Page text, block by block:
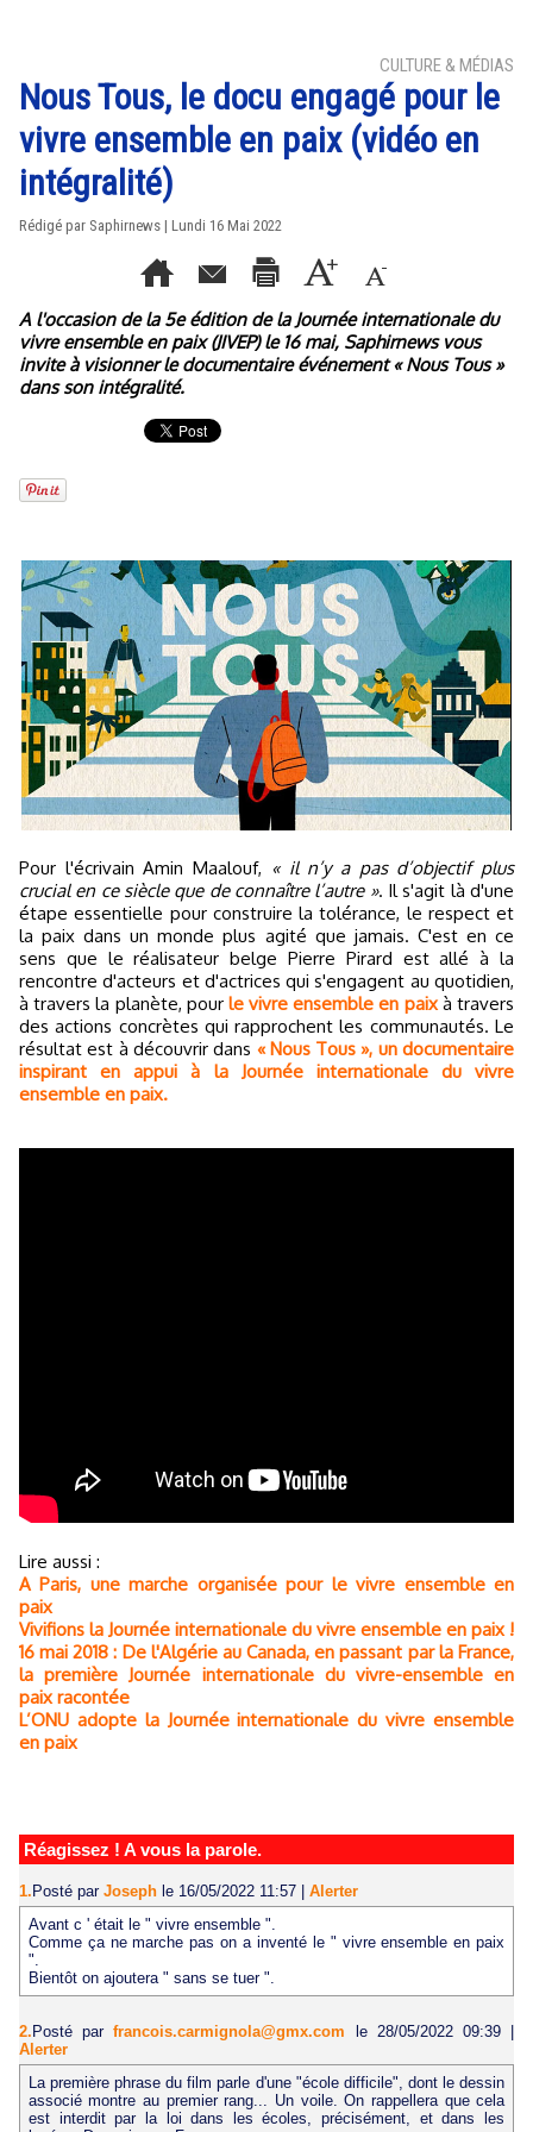
CULTURE & MÉDIAS
Nous Tous, le docu engagé pour le
vivre ensemble en paix (vidéo en
intégralité)
Rédigé par Saphirnews | Lundi 16 Mai 2022
A l'occasion de la 5e édition de la Journée internationale du
vivre ensemble en paix (JIVEP) le 16 mai, Saphirnews vous
invite à visionner le documentaire événement « Nous Tous »
dans son intégralité.
Pour l'écrivain Amin Maalouf, « il n’y a pas d’objectif plus
crucial en ce siècle que de connaître l’autre ». Il s'agit là d'une
étape essentielle pour construire la tolérance, le respect et
la paix dans un monde plus agité que jamais. C'est en ce
sens que le réalisateur belge Pierre Pirard est allé à la
rencontre d'acteurs et d'actrices qui s'engagent au quotidien,
à travers la planète, pour le vivre ensemble en paixà travers
des actions concrètes qui rapprochent les communautés. Le
résultat est à découvrir dans « Nous Tous », un documentaire
inspirant en appui à la Journée internationale du vivre
ensemble en paix.
Lire aussi :
A Paris, une marche organisée pour le vivre ensemble en
paix
Vivifions la Journée internationale du vivre ensemble en paix !
16 mai 2018 : De l'Algérie au Canada, en passant par la France,
la première Journée internationale du vivre-ensemble en
paix racontée
L’ONU adopte la Journée internationale du vivre ensemble
en paix
Réagissez ! A vous la parole.
1. Posté par Joseph le 16/05/2022 11:57
Alerter
Avant c ' était le " vivre ensemble ".
Comme ça ne marche pas on a inventé le " vivre ensemble en paix
".
Bientôt on ajoutera " sans se tuer ".
2. Posté parfrancois.carmignola@gmx.com le 28/05/2022 09:39
Alerter
La première phrase du film parle d'une "école difficile", dont le dessin
associé montre au premier rang... Un voile. On rappellera que cela
est interdit par la loi dans les écoles, précisément, et dans les